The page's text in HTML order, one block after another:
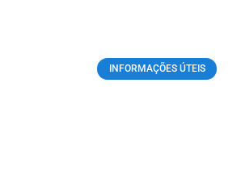
INFORMAÇÕES ÚTEIS